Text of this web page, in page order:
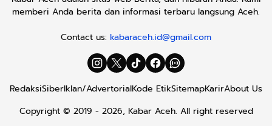
memberi Anda berita dan informasi terbaru langsung Aceh.
Contact us: kabaraceh.id@gmail.com
RedaksiSiberIklan/AdvertorialKode EtikSitemapKarirAbout Us
Copyright © 2019 - 2026, Kabar Aceh. All right reserved